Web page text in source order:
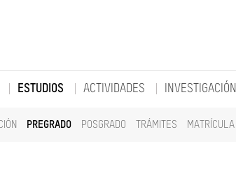
ESTUDIOS
PREGRADO POSGRADO TRÁMITES MATRÍCULA
ACTIVIDADES INVESTIGACIÓN